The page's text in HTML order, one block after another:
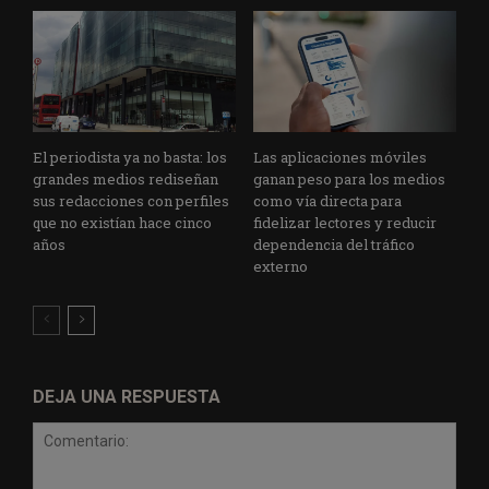
El periodista ya no basta: los
grandes medios rediseñan
sus redacciones con perfiles
que no existían hace cinco
años
Las aplicaciones móviles
ganan peso para los medios
como vía directa para
fidelizar lectores y reducir
dependencia del tráfico
externo
DEJA UNA RESPUESTA